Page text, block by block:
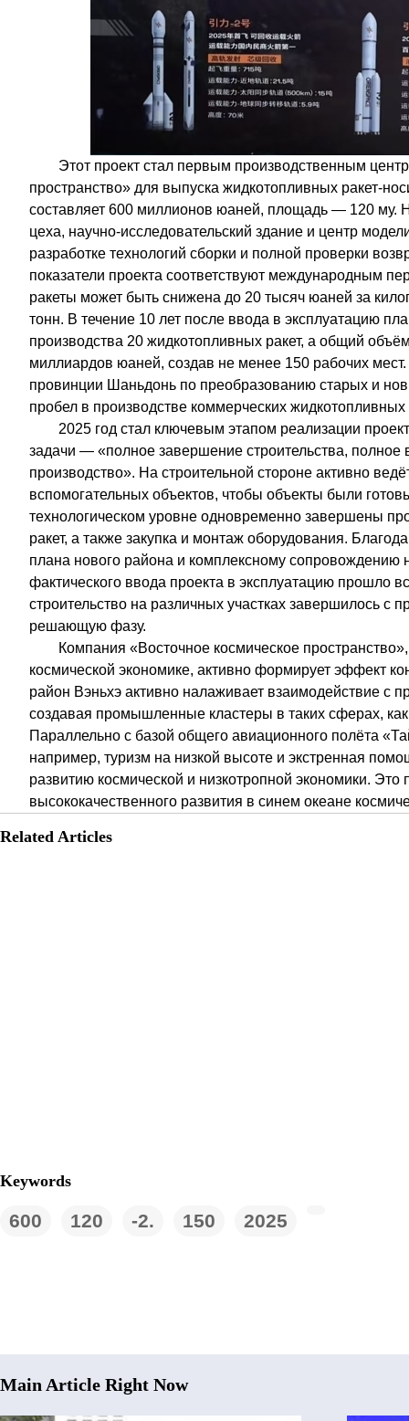
Этот проект стал первым производственным
пространство» для выпуска жидкотопливных ракет-
составляет 600 миллионов юаней, площадь — 120 му.
цеха, научно-исследовательский здание и центр
разработке технологий сборки и полной проверки
показатели проекта соответствуют международным
ракеты может быть снижена до 20 тысяч юаней за
тонн. В течение 10 лет после ввода в эксплуатацию
производства 20 жидкотопливных ракет, а общий
миллиардов юаней, создав не менее 150 рабочих
провинции Шаньдонь по преобразованию старых и
пробел в производстве коммерческих
2025 год стал ключевым этапом реализации
задачи — «полное завершение строительства, полное
производство». На строительной стороне активно
вспомогательных объектов, чтобы объекты были
технологическом уровне одновременно завершены
ракет, а также закупка и монтаж оборудования.
плана нового района и комплексному сопровождению
фактического ввода проекта в эксплуатацию прошло
строительство на различных участках завершилось с
решающую фазу.
Компания «Восточное космическое
космической экономике, активно формирует эффект
район Вэньхэ активно налаживает взаимодействие с
создавая промышленные кластеры в таких сферах, как
Параллельно с базой общего авиационного полёта
например, туризм на низкой высоте и экстренная
развитию космической и низкотропной экономики.
высококачественного развития в синем океане
Related Articles
Keywords
600 120 -2. 150 2025
Main Article Right Now